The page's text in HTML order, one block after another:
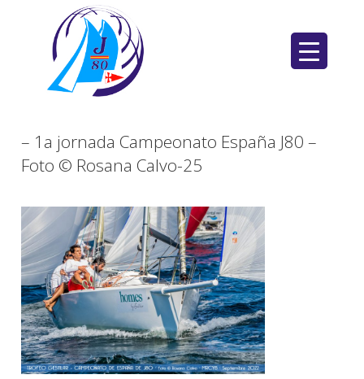
– 1a jornada Campeonato España J80 –
Foto © Rosana Calvo-25